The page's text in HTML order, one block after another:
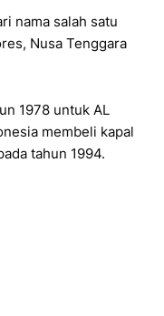
nama salah satu
Nusa Tenggara
1978 untuk AL
membeli kapal
tahun 1994.